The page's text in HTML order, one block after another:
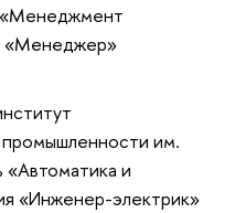
«Менеджмент
«Менеджер»
промышленности им.
«Автоматика и
«Инженер-электрик»